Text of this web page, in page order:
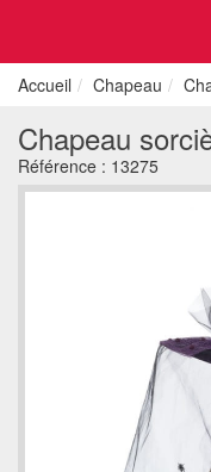
Accueil Chapeau
Chapeau
Référence : 13275